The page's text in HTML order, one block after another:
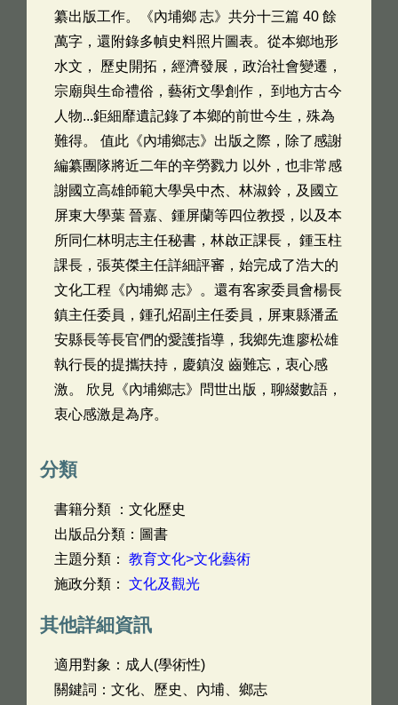
纂出版工作。《內埔鄉 志》共分十三篇 40 餘
萬字，還附錄多幀史料照片圖表。從本鄉地形
水文， 歷史開拓，經濟發展，政治社會變遷，
宗廟與生命禮俗，藝術文學創作， 到地方古今
人物...鉅細靡遺記錄了本鄉的前世今生，殊為
難得。 值此《內埔鄉志》出版之際，除了感謝
編纂團隊將近二年的辛勞戮力 以外，也非常感
謝國立高雄師範大學吳中杰、林淑鈴，及國立
屏東大學葉 晉嘉、鍾屏蘭等四位教授，以及本
所同仁林明志主任秘書，林啟正課長， 鍾玉柱
課長，張英傑主任詳細評審，始完成了浩大的
文化工程《內埔鄉 志》。還有客家委員會楊長
鎮主任委員，鍾孔炤副主任委員，屏東縣潘孟
安縣長等長官們的愛護指導，我鄉先進廖松雄
執行長的提攜扶持，慶鎮沒 齒難忘，衷心感
激。 欣見《內埔鄉志》問世出版，聊綴數語，
衷心感激是為序。
分類
書籍分類 ：文化歷史
出版品分類：圖書
主題分類： 教育文化>文化藝術
施政分類： 文化及觀光
其他詳細資訊
適用對象：成人(學術性)
關鍵詞：文化、歷史、內埔、鄉志